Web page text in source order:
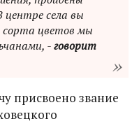
центре села вы
сорта цветов мы
-говорит
присвоено звание